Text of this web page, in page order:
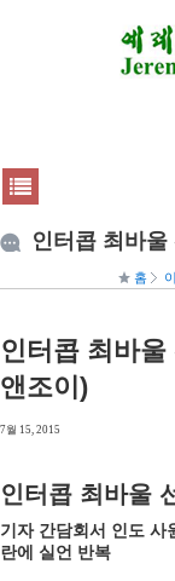
인터콥 최바
홈
인터콥 최바
앤조이)
7월 15, 2015
인터콥 최바울
기자 간담회서 인도 사
란에 실언 반복